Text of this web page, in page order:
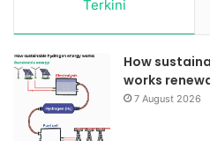
Terkini
How
works
7 August 2026